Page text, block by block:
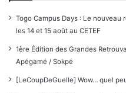
Togo Campus Days : Le nouveau
les 14 et 15 août au CETEF
1ère Édition des Grandes
Apégamé / Sokpé
[LeCoupDeGuelle] Wow… quel